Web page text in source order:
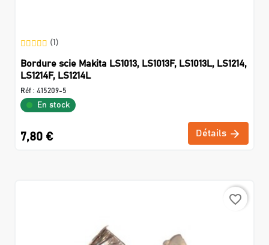
(1)
Bordure scie Makita LS1013, LS1013F, LS1013L, LS1214,
LS1214F, LS1214L
Réf : 415209-5
En stock
7,80 € Détails
favorite_border